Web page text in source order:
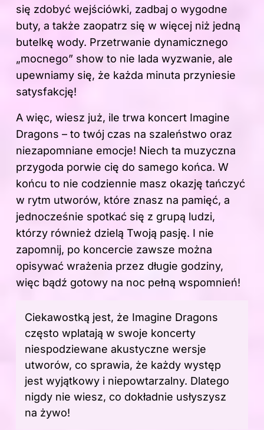
się zdobyć wejściówki, zadbaj o wygodne
buty, a także zaopatrz się w więcej niż jedną
butelkę wody. Przetrwanie dynamicznego
„mocnego” show to nie lada wyzwanie, ale
upewniamy się, że każda minuta przyniesie
satysfakcję!
A więc, wiesz już, ile trwa koncert Imagine
Dragons – to twój czas na szaleństwo oraz
niezapomniane emocje! Niech ta muzyczna
przygoda porwie cię do samego końca. W
końcu to nie codziennie masz okazję tańczyć
w rytm utworów, które znasz na pamięć, a
jednocześnie spotkać się z grupą ludzi,
którzy również dzielą Twoją pasję. I nie
zapomnij, po koncercie zawsze można
opisywać wrażenia przez długie godziny,
więc bądź gotowy na noc pełną wspomnień!
Ciekawostką jest, że Imagine Dragons
często wplatają w swoje koncerty
niespodziewane akustyczne wersje
utworów, co sprawia, że każdy występ
jest wyjątkowy i niepowtarzalny. Dlatego
nigdy nie wiesz, co dokładnie usłyszysz
na żywo!